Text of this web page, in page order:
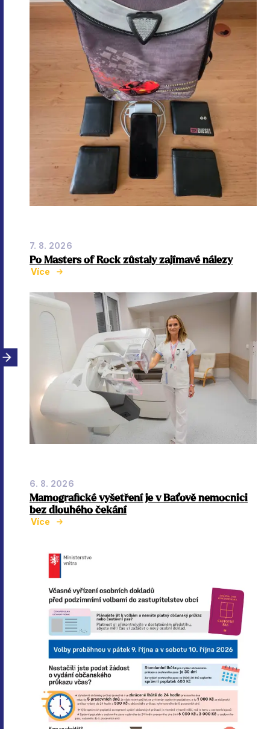
7. 8. 2026
Po Masters of Rock zůstaly zajímavé nálezy
Více
6. 8. 2026
Mamografické vyšetření je v Baťově nemocnici
bez dlouhého čekání
Více